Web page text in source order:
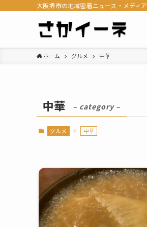
大阪堺市の地域密着ニュース・メディア
ホーム グルメ 中華
中華 – category –
グルメ 中華